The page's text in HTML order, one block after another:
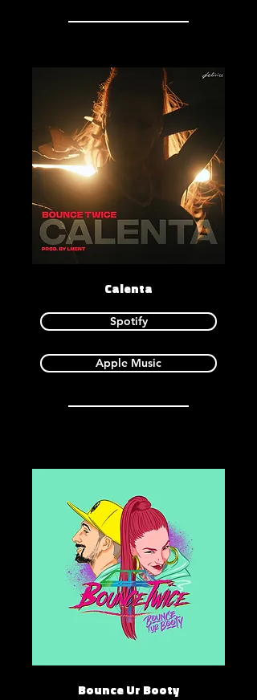
Calenta
Spotify
Apple Music
Bounce Ur Booty